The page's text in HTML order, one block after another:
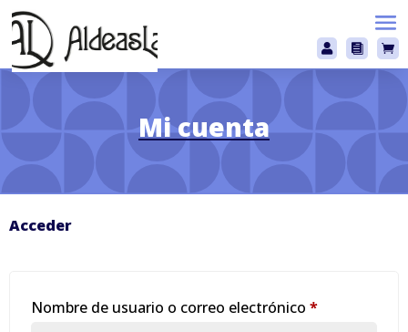
  
Mi cuenta
Acceder
Nombre de usuario o correo electrónico *Obligatorio